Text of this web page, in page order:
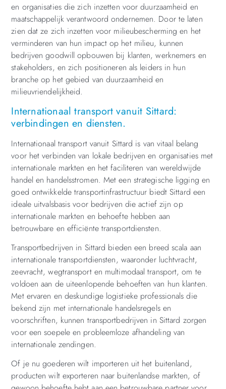
en organisaties die zich inzetten voor duurzaamheid en
maatschappelijk verantwoord ondernemen. Door te laten
zien dat ze zich inzetten voor milieubescherming en het
verminderen van hun impact op het milieu, kunnen
bedrijven goodwill opbouwen bij klanten, werknemers en
stakeholders, en zich positioneren als leiders in hun
branche op het gebied van duurzaamheid en
milieuvriendelijkheid.
Internationaal transport vanuit Sittard:
verbindingen en diensten.
Internationaal transport vanuit Sittard is van vitaal belang
voor het verbinden van lokale bedrijven en organisaties met
internationale markten en het faciliteren van wereldwijde
handel en handelsstromen. Met een strategische ligging en
goed ontwikkelde transportinfrastructuur biedt Sittard een
ideale uitvalsbasis voor bedrijven die actief zijn op
internationale markten en behoefte hebben aan
betrouwbare en efficiënte transportdiensten.
Transportbedrijven in Sittard bieden een breed scala aan
internationale transportdiensten, waaronder luchtvracht,
zeevracht, wegtransport en multimodaal transport, om te
voldoen aan de uiteenlopende behoeften van hun klanten.
Met ervaren en deskundige logistieke professionals die
bekend zijn met internationale handelsregels en
voorschriften, kunnen transportbedrijven in Sittard zorgen
voor een soepele en probleemloze afhandeling van
internationale zendingen.
Of je nu goederen wilt importeren uit het buitenland,
producten wilt exporteren naar buitenlandse markten, of